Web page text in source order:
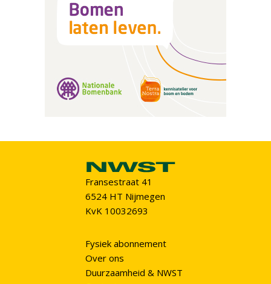
Fransestraat 41
6524 HT Nijmegen
KvK 10032693
Fysiek abonnement
Over ons
Duurzaamheid & NWST